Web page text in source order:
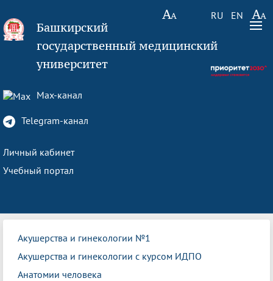
RU EN
Башкирский
государственный медицинский
университет
Max-канал
Telegram-канал
Личный кабинет
Учебный портал
Акушерства и гинекологии №1
Акушерства и гинекологии с курсом ИДПО
Анатомии человека